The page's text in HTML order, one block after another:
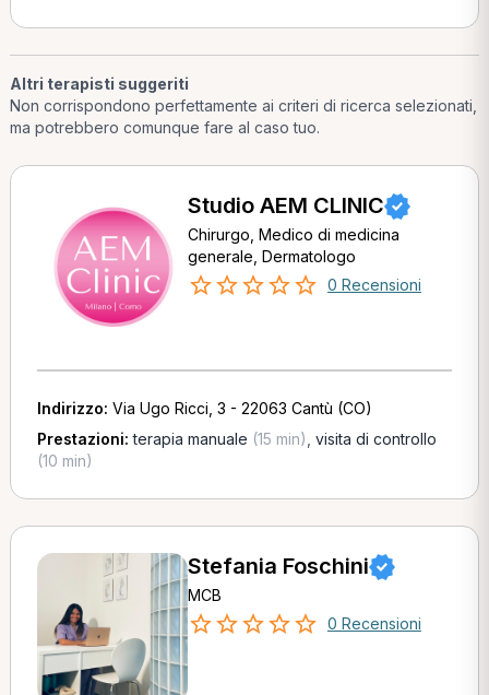
Altri terapisti suggeriti
Non corrispondono perfettamente ai criteri di ricerca selezionati,
ma potrebbero comunque fare al caso tuo.
Studio AEM CLINIC
Chirurgo, Medico di medicina
generale, Dermatologo
0 Recensioni
Indirizzo: Via Ugo Ricci, 3 - 22063 Cantù (CO)
Prestazioni:terapia manuale (15 min) visita di controllo
(10 min)
Stefania Foschini
MCB
0 Recensioni